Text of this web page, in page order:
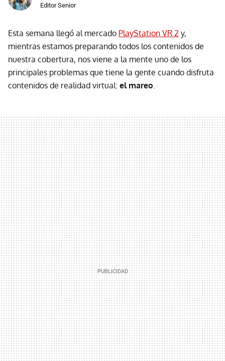
Editor Senior
Esta semana llegó al mercado PlayStation VR 2 y,
mientras estamos preparando todos los contenidos de
nuestra cobertura, nos viene a la mente uno de los
principales problemas que tiene la gente cuando disfruta
contenidos de realidad virtual: el mareo